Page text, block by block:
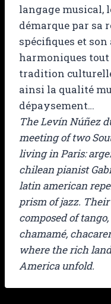
langage musical,
démarque par sa
spécifiques et
harmoniques
tradition
ainsi la qualité
dépaysement…
The Levín Núñez
meeting of two
living in Paris:
chilean pianist
latin american
prism of jazz.
composed of
chamamé,
where the rich
America unfold.